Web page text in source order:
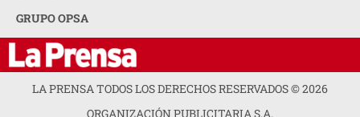
GRUPO OPSA
LA PRENSA TODOS LOS DERECHOS RESERVADOS ©2026
ORGANIZACIÓN PUBLICITARIA S.A.